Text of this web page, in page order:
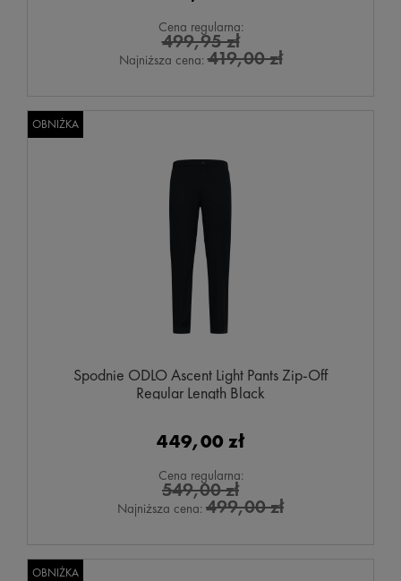
Cena regularna:
499,95 zł
Najniższa cena:419,00 zł
Spodnie ODLO Ascent Light Pants Zip-Off
Regular Length Black
449,00 zł
Cena regularna:
549,00 zł
Najniższa cena: 499,00 zł
OBNIŻKA
OBNIŻKA